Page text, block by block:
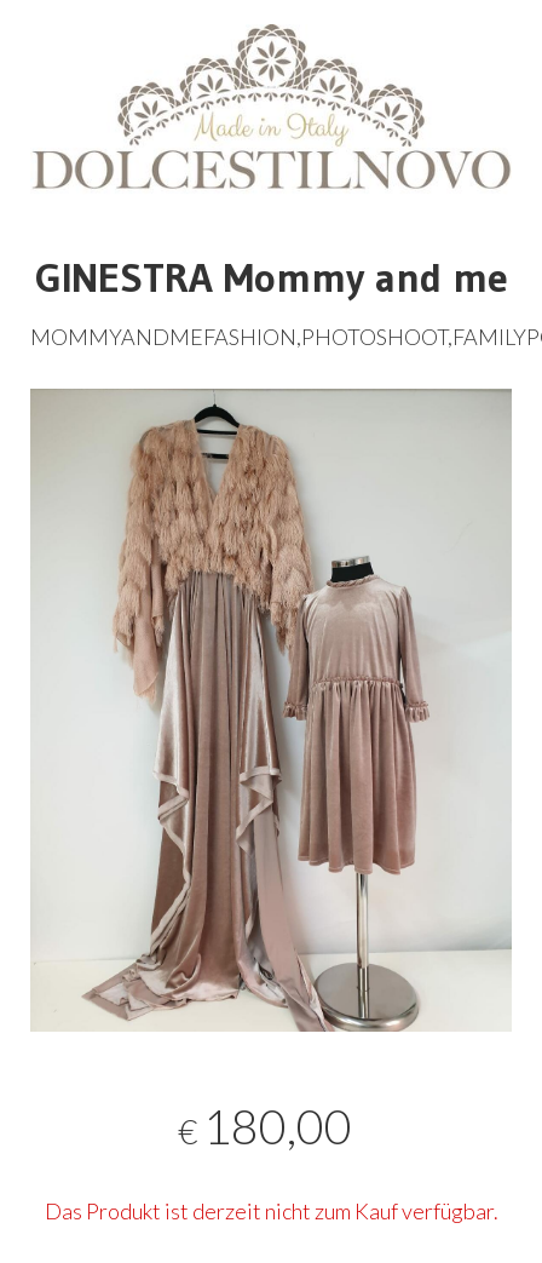
GINESTRA Mommy and me
MOMMYANDMEFASHION,PHOTOSHOOT,
€ 180,00
Das Produkt ist derzeit nicht zum Kauf verfügbar.